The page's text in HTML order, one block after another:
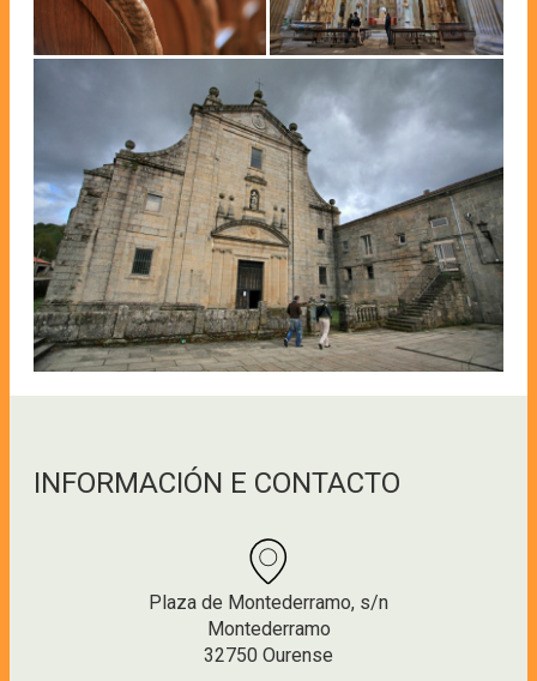
INFORMACIÓN E CONTACTO
Plaza de Montederramo, s/n
Montederramo
32750 Ourense